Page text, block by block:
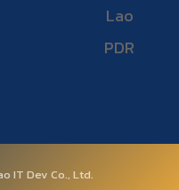
Lao
PDR
IT Dev Co., Ltd.